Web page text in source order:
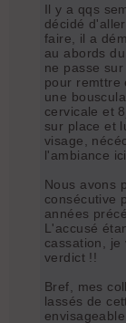
Il y a qqs
décidé
faire, il a
au abords
ne passe
pour remttre
une
cervicale et
sur place et
visage,
l'ambiance
Nous avons
consécutive
années
L'accusé
cassation, je
verdict !!
Bref, mes
lassés de